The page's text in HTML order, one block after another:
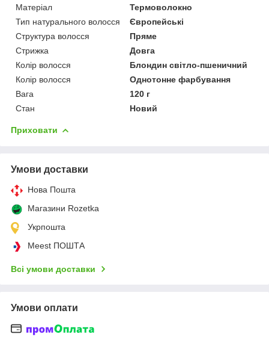
Матеріал
Термоволокно
Тип натурального волосся
Європейські
Структура волосся
Пряме
Стрижка
Довга
Колір волосся
Блондин світло-пшеничний
Колір волосся
Однотонне фарбування
Вага
120 г
Стан
Новий
Приховати
Умови доставки
Нова Пошта
Магазини Rozetka
Укрпошта
Meest ПОШТА
Всі умови доставки
Умови оплати